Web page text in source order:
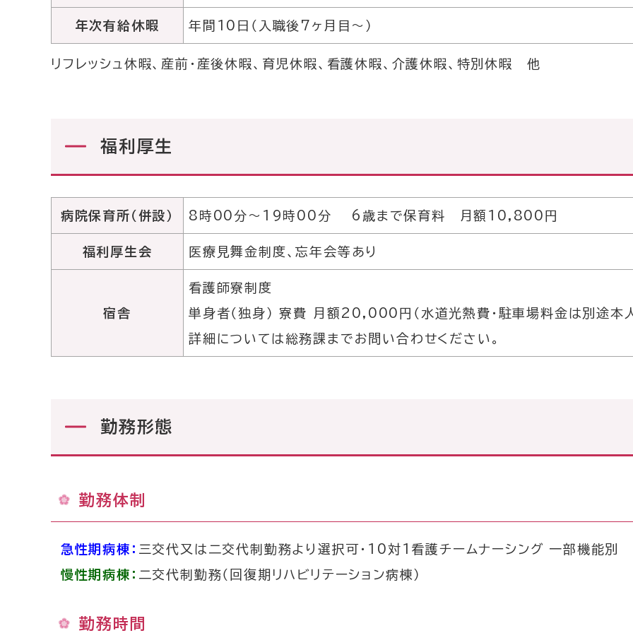
年次有給休暇 年間10日（入職後7ヶ月目〜）
リフレッシュ休暇、産前・産後休暇、育児休暇、看護休暇、介護休暇、特別休暇 他
福利厚生
病院保育所（併設） 8時00分〜19時00分 6歳まで保育料 月額10,800円
福利厚生会 医療見舞金制度、忘年会等あり
宿舎
看護師寮制度
単身者（独身） 寮費 月額20,000円（水道光熱費・駐車場料金は別途本
詳細については総務課までお問い合わせください。
勤務形態
勤務体制
急性期病棟： 三交代又は二交代制勤務より選択可・10対1看護チームナーシング 一部機能別
慢性期病棟： 二交代制勤務（回復期リハビリテーション病棟）
勤務時間